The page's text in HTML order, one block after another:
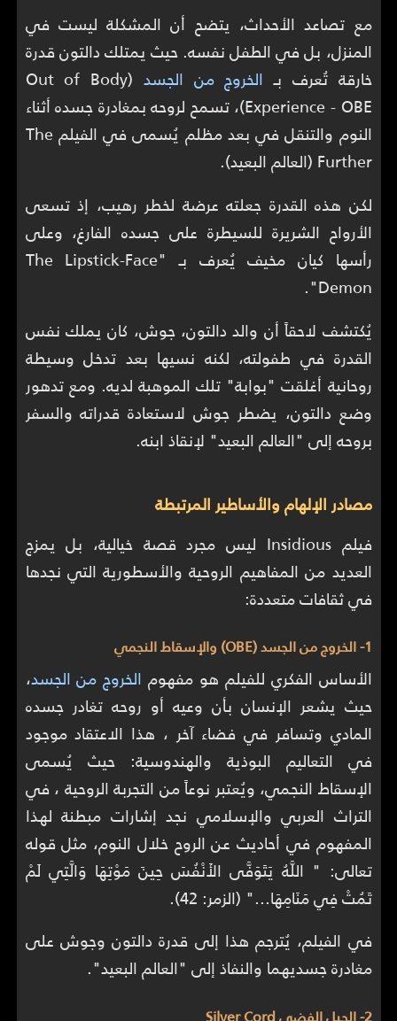
مع تصاعد الأحداث، يتضح أن المشكلة ليست في
المنزل، بل في الطفل نفسه. حيث يمتلك دالتون قدرة
خارقة تُعرف بـ الخروج من الجسد (Out of Body
Experience - OBE)، تسمح لروحه بمغادرة جسده أثناء
النوم والتنقل في بعد مظلم يُسمى في الفيلم The
Further (العالم البعيد).
لكن هذه القدرة جعلته عرضة لخطر رهيب، إذ تسعى
الأرواح الشريرة للسيطرة على جسده الفارغ، وعلى
رأسها كيان مخيف يُعرف بـ "The Lipstick-Face
Demon".
يُكتشف لاحقاً أن والد دالتون، جوش، كان يملك نفس
القدرة في طفولته، لكنه نسيها بعد تدخل وسيطة
روحانية أغلقت "بوابة" تلك الموهبة لديه. ومع تدهور
وضع دالتون، يضطر جوش لاستعادة قدراته والسفر
بروحه إلى "العالم البعيد" لإنقاذ ابنه.
مصادر الإلهام والأساطير المرتبطة
فيلم Insidious ليس مجرد قصة خيالية، بل يمزج
العديد من المفاهيم الروحية والأسطورية التي نجدها
في ثقافات متعددة:
1- الخروج من الجسد (OBE) والإسقاط النجمي
الأساس الفكري للفيلم هو مفهوم الخروج من الجسد،
حيث يشعر الإنسان بأن وعيه أو روحه تغادر جسده
المادي وتسافر في فضاء آخر ، هذا الاعتقاد موجود
في التعاليم البوذية والهندوسية: حيث يُسمى
الإسقاط النجمي، ويُعتبر نوعاً من التجربة الروحية ، في
التراث العربي والإسلامي نجد إشارات مبطنة لهذا
المفهوم في أحاديث عن الروح خلال النوم، مثل قوله
تعالى: " اللَّهُ يَتَوَفَّى الأَنْفُسَ حِينَ مَوْتِهَا وَالَّتِي لَمْ
تَمُتْ فِي مَنَامِهَا..." (الزمر: 42).
في الفيلم، يُترجم هذا إلى قدرة دالتون وجوش على
مغادرة جسديهما والنفاذ إلى "العالم البعيد".